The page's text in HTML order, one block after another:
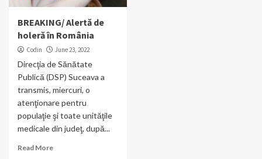
BREAKING/ Alertă de
holeră în România
Codin June 23, 2022
Direcţia de Sănătate
Publică (DSP) Suceava a
transmis, miercuri, o
atenţionare pentru
populaţie şi toate unităţile
medicale din judeţ, după...
Read More